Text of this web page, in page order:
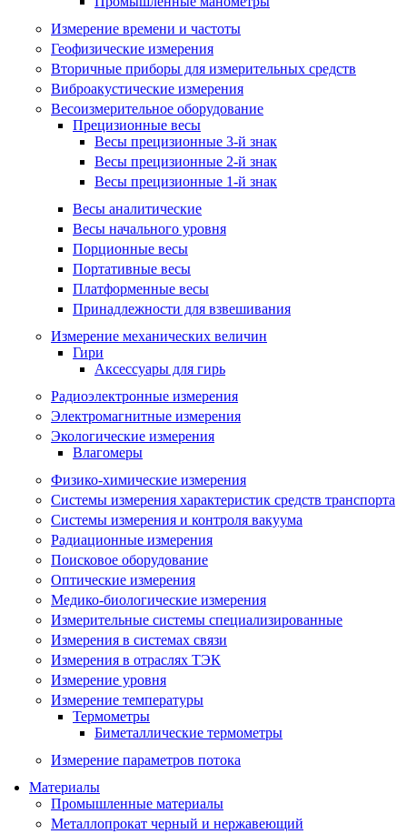
Измерение времени и частоты
Геофизические измерения
Вторичные приборы для измерительных средств
Виброакустические измерения
Весоизмерительное оборудование
Прецизионные весы
Весы прецизионные 3-й знак
Весы прецизионные 2-й знак
Весы прецизионные 1-й знак
Весы аналитические
Весы начального уровня
Порционные весы
Портативные весы
Платформенные весы
Принадлежности для взвешивания
Измерение механических величин
Гири
Аксессуары для гирь
Радиоэлектронные измерения
Электромагнитные измерения
Экологические измерения
Влагомеры
Физико-химические измерения
Системы измерения характеристик средств транспорта
Системы измерения и контроля вакуума
Радиационные измерения
Поисковое оборудование
Оптические измерения
Медико-биологические измерения
Измерительные системы специализированные
Измерения в системах связи
Измерения в отраслях ТЭК
Измерение уровня
Измерение температуры
Термометры
Биметаллические термометры
Измерение параметров потока
Материалы
Промышленные материалы
Металлопрокат черный и нержавеющий